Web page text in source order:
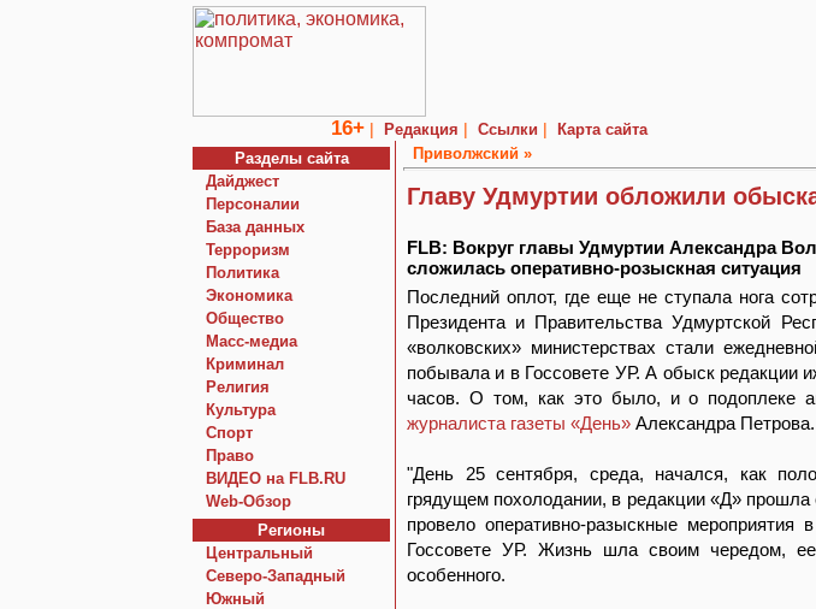
16+ | Редакция | Ссылки |
Карта сайта
Разделы сайта
Дайджест
Персоналии
База данных
Терроризм
Политика
Экономика
Общество
Macc-медиа
Криминал
Религия
Культура
Спорт
Право
ВИДЕО на FLB.RU
Web-Обзор
Регионы
Центральный
Северо-Западный
Южный
Приволжский »
Главу Удмуртии обложили
FLB: Вокруг главы Удмуртии Александра
сложилась оперативно-розыскная ситуация
Последний оплот, где еще не ступала нога
Президента и Правительства Удмуртской
«волковских» министерствах стали
побывала и в Госсовете УР. А обыск редакции
часов. О том, как это было, и о подоплеке
журналиста газеты «День» Александра Петрова.
"День 25 сентября, среда, начался, как
грядущем похолодании, в редакции «Д»
провело оперативно-разыскные мероприятия
Госсовете УР. Жизнь шла своим чередом,
особенного.